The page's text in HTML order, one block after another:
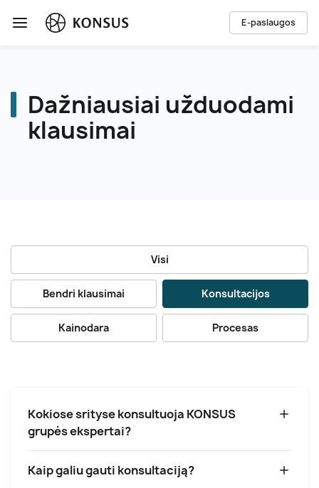
E-paslaugos
Dažniausiai užduodami
klausimai
Visi
Bendri klausimai Konsultacijos
Kainodara Procesas
Kokiose srityse konsultuoja KONSUS
grupės ekspertai?
Kaip galiu gauti konsultaciją?